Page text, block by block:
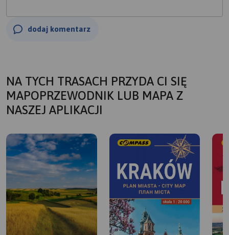
dodaj komentarz
NA TYCH TRASACH PRZYDA CI SIĘ
MAPOPRZEWODNIK LUB MAPA Z
NASZEJ APLIKACJI